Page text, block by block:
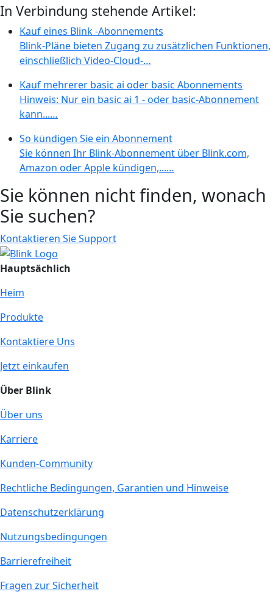
In Verbindung stehende Artikel:
Kauf eines Blink -Abonnements
Blink-Pläne bieten Zugang zu zusätzlichen Funktionen,
einschließlich Video-Cloud-…
Kauf mehrerer basic ai oder basic Abonnements
Hinweis: Nur ein basic ai 1 - oder basic-Abonnement
kann...…
So kündigen Sie ein Abonnement
Sie können Ihr Blink-Abonnement über Blink.com,
Amazon oder Apple kündigen,...…
Sie können nicht finden, wonach
Sie suchen?
Kontaktieren Sie Support
Hauptsächlich
Heim
Produkte
Kontaktiere Uns
Jetzt einkaufen
Über Blink
Über uns
Karriere
Kunden-Community
Rechtliche Bedingungen, Garantien und Hinweise
Datenschutzerklärung
Nutzungsbedingungen
Barrierefreiheit
Fragen zur Sicherheit